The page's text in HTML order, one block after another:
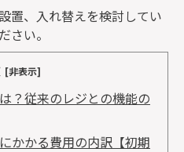
置、入れ替えを検討してい
さい。
[非表示]
？従来のレジとの機能の
かかる費用の内訳【初期